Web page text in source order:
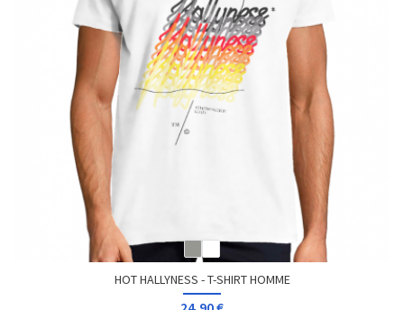
HOT HALLYNESS - T-SHIRT HOMME